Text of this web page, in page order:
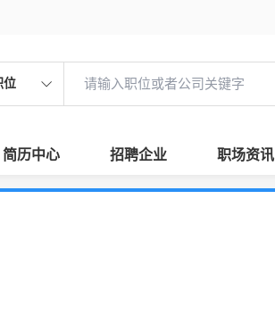
位
简历中心 招聘企业 职场资讯